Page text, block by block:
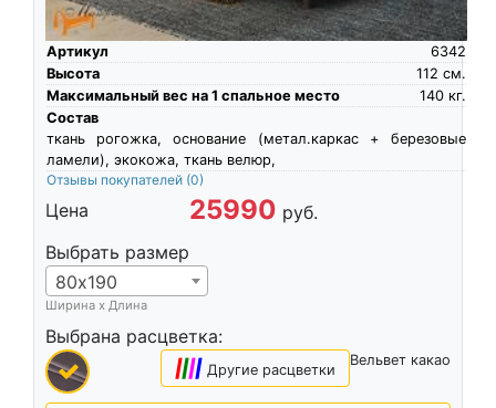
Артикул
6342
Высота
см.
112
Максимальный вес на 1 спальное место
кг.
140
Состав
ткань рогожка, основание (метал.каркас + березовые
ламели), экокожа, ткань велюр,
Отзывы покупателей (0)
Цена 25990 руб.
Выбрать размер
80х190
Ширина х Длина
Выбрана расцветка:
Вельвет какао
|||| Другие расцветки